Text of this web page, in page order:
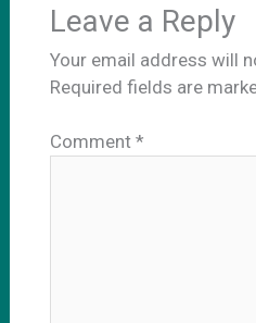
Leave a Reply
Your email address will
Required fields are
Comment *